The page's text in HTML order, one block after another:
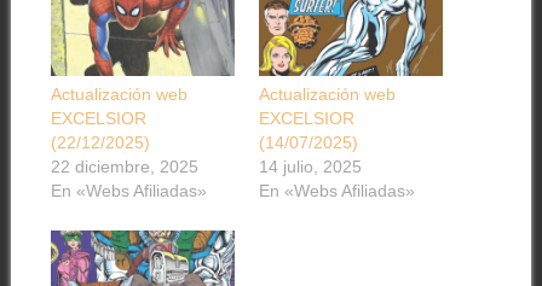
Actualización web
EXCELSIOR
(22/12/2025)
22 diciembre, 2025
En «Webs Afiliadas»
Actualización web
EXCELSIOR
(14/07/2025)
14 julio, 2025
En «Webs Afiliadas»